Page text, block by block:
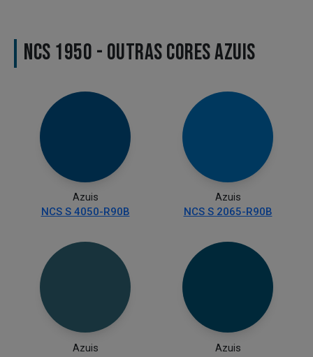
NCS 1950 - OUTRAS CORES AZUIS
Azuis
NCS S 4050-R90B
Azuis
NCS S 2065-R90B
Azuis Azuis